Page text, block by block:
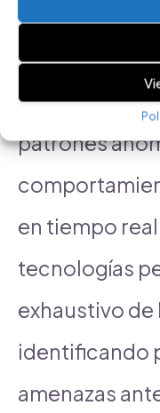
herramientas
artificialy
patrones
en tiempo
tecnologías
exhaustivo de
identificando
amenazas